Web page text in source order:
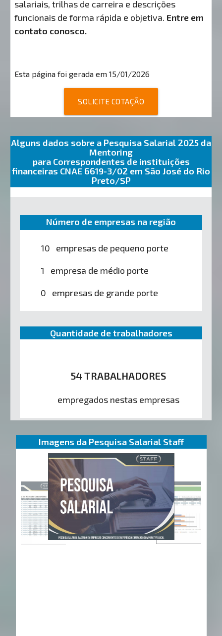
salariais, trilhas de carreira e descrições
funcionais de forma rápida e objetiva. Entre em
contato conosco.
Esta página foi gerada em 15/01/2026
SOLICITE COTAÇÃO
Alguns dados sobre a Pesquisa Salarial 2025 da
Mentoring
para Correspondentes de instituições
financeiras CNAE 6619-3/02 em São José do Rio
Preto/SP
Número de empresas na região
10 empresas de pequeno porte
1 empresa de médio porte
0 empresas de grande porte
Quantidade de trabalhadores
54 TRABALHADORES
empregados nestas empresas
Imagens da Pesquisa Salarial Staff